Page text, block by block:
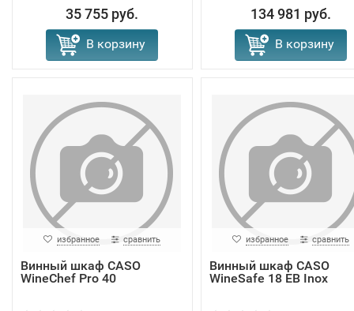
35 755 руб.
В корзину
134 981 руб.
В корзину
избранное сравнить
Винный шкаф CASO
WineChef Pro 40
избранное сравнить
Винный шкаф CASO
WineSafe 18 EB Inox